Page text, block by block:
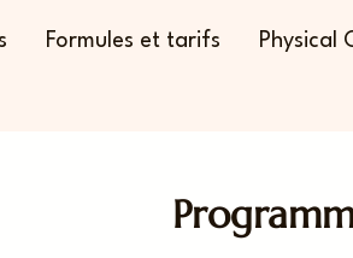
Formules et tarifs Physical